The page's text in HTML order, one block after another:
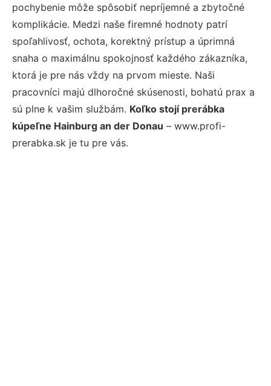
pochybenie môže spôsobiť nepríjemné a zbytočné
komplikácie. Medzi naše firemné hodnoty patrí
spoľahlivosť, ochota, korektný prístup a úprimná
snaha o maximálnu spokojnosť každého zákazníka,
ktorá je pre nás vždy na prvom mieste. Naši
pracovníci majú dlhoročné skúsenosti, bohatú prax a
sú plne k vašim službám. Koľko stojí prerábka
kúpeľne Hainburg an der Donau – www.profi-
prerabka.sk je tu pre vás.